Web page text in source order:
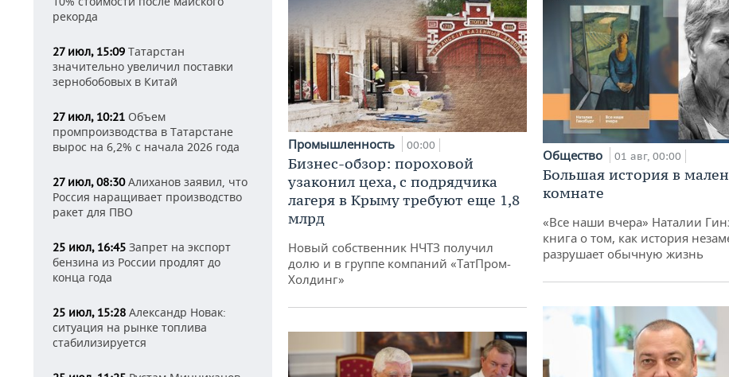
рекорда
27 июл, 15:09 Татарстан
значительно увеличил поставки
зернобобовых в Китай
27 июл, 10:21 Объем
промпроизводства в Татарстане
вырос на 6,2% с начала 2026 года
27 июл, 08:30Алиханов заявил, что
Россия наращивает производство
ракет для ПВО
25 июл, 16:45 Запрет на экспорт
бензина из России продлят до
конца года
25 июл, 15:28 Александр Новак:
ситуация на рынке топлива
стабилизируется
Промышленность 00:00
Бизнес-обзор: пороховой
узаконил цеха, с подрядчика
лагеря в Крыму требуют еще 1,8
млрд
Новый собственник НЧТЗ получил
долю и в группе компаний «ТатПром-
Холдинг»
Общество 01 авг, 00:00
Большая история в
комнате
«Все наши вчера» Наталии
книга о том, как история
разрушает обычную жизнь